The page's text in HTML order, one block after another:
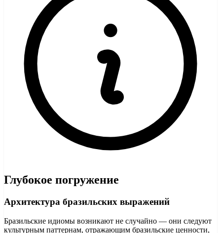
Глубокое погружение
Архитектура бразильских выражений
Бразильские идиомы возникают не случайно — они следуют
культурным паттернам, отражающим бразильские ценности,